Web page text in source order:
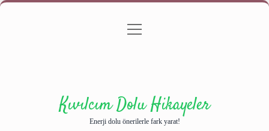
Gizlilik Politikası
menüyü
Kıvılcım Dolu Hikayeler
Enerji dolu önerilerle fark yarat!